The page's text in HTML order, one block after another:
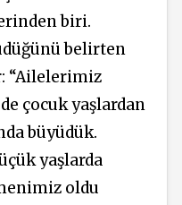
biri.
belirten
“Ailelerimiz
çocuk yaşlardan
büyüdük.
yaşlarda
oldu